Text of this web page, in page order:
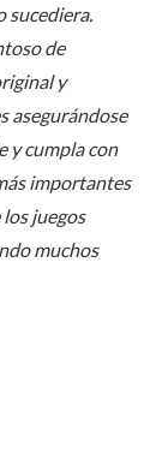
sucediera.
de
y
asegurándose
y cumpla con
importantes
los juegos
muchos